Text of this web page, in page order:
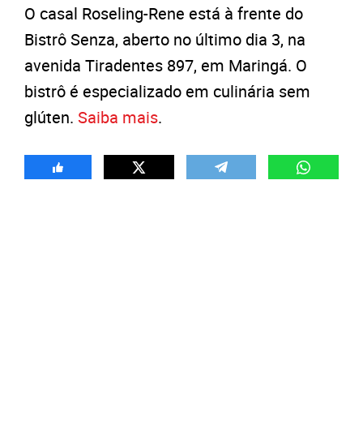
O casal Roseling-Rene está à frente do
Bistrô Senza, aberto no último dia 3, na
avenida Tiradentes 897, em Maringá. O
bistrô é especializado em culinária sem
glúten. Saiba mais.